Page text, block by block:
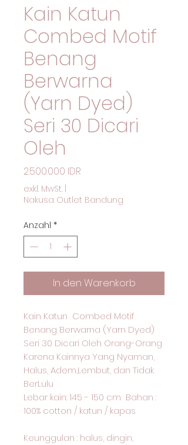
Kain Katun
Combed Motif
Benang
Berwarna
(Yarn Dyed)
Seri 30 Dicari
Oleh
2.500.000 IDR
exkl. MwSt.
Nakusa Outlet Bandung
Anzahl *
In den Warenkorb
Kain Katun Combed Motif
Benang Berwarna (Yarn Dyed)
Seri 30 Dicari Oleh Orang-Orang
Karena Kainnya Yang Nyaman,
Halus, Adem,Lembut, dan Tidak
BerLulu
Lebar kain: 145 - 150 cm Bahan :
100% cotton / katun / kapas
Keunggulan : halus, dingin,